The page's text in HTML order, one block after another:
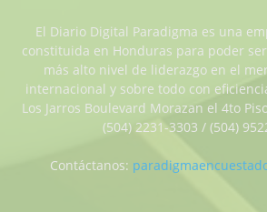
El Diario Digital Paradigma es una
constituida en Honduras para poder
más alto nivel de liderazgo en el
internacional y sobre todo con
Los Jarros Boulevard Morazan el 4to
(504) 2231-3303 / (504)
Contáctanos: